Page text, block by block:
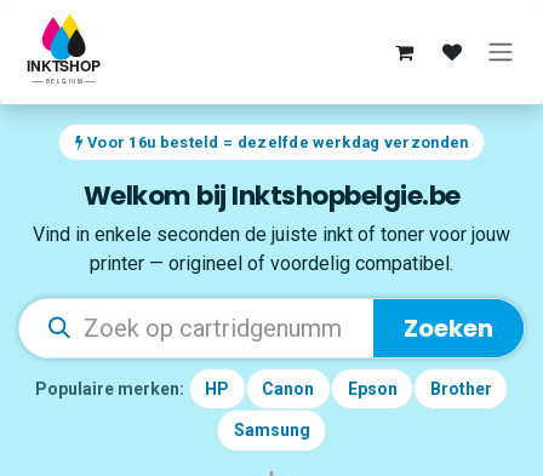
Overslaan naar inhoud
Voor 16u besteld = dezelfde werkdag verzonden
Welkom bij Inktshopbelgie.be
Vind in enkele seconden de juiste inkt of toner voor jouw
printer — origineel of voordelig compatibel.
Zoeken
Populaire merken: HP Canon Epson Brother
Samsung